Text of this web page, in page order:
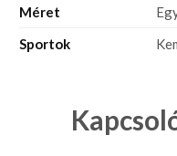
Méret
Sportok